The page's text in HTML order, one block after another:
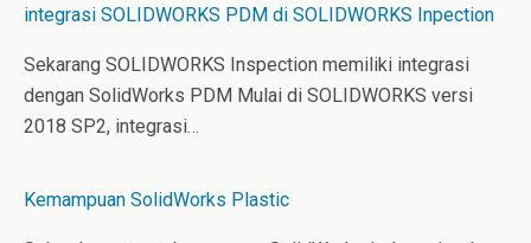
integrasi SOLIDWORKS PDM di SOLIDWORKS Inpection
Sekarang SOLIDWORKS Inspection memiliki integrasi
dengan SolidWorks PDM Mulai di SOLIDWORKS versi
2018 SP2, integrasi…
Kemampuan SolidWorks Plastic